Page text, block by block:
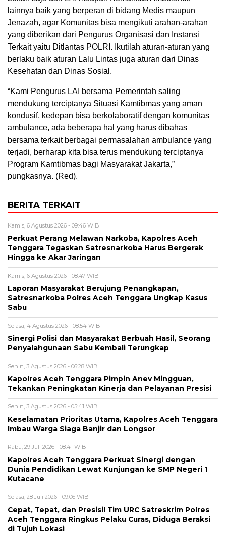
lainnya baik yang berperan di bidang Medis maupun
Jenazah, agar Komunitas bisa mengikuti arahan-arahan
yang diberikan dari Pengurus Organisasi dan Instansi
Terkait yaitu Ditlantas POLRI. Ikutilah aturan-aturan yang
berlaku baik aturan Lalu Lintas juga aturan dari Dinas
Kesehatan dan Dinas Sosial.
“Kami Pengurus LAI bersama Pemerintah saling
mendukung terciptanya Situasi Kamtibmas yang aman
kondusif, kedepan bisa berkolaboratif dengan komunitas
ambulance, ada beberapa hal yang harus dibahas
bersama terkait berbagai permasalahan ambulance yang
terjadi, berharap kita bisa terus mendukung terciptanya
Program Kamtibmas bagi Masyarakat Jakarta,”
pungkasnya. (Red).
BERITA TERKAIT
Kamis, 6 Agustus 2026 - 09:46 WIB
Perkuat Perang Melawan Narkoba, Kapolres Aceh
Tenggara Tegaskan Satresnarkoba Harus Bergerak
Hingga ke Akar Jaringan
Kamis, 6 Agustus 2026 - 08:47 WIB
Laporan Masyarakat Berujung Penangkapan,
Satresnarkoba Polres Aceh Tenggara Ungkap Kasus
Sabu
Selasa, 4 Agustus 2026 - 08:54 WIB
Sinergi Polisi dan Masyarakat Berbuah Hasil, Seorang
Penyalahgunaan Sabu Kembali Terungkap
Senin, 3 Agustus 2026 - 06:28 WIB
Kapolres Aceh Tenggara Pimpin Anev Mingguan,
Tekankan Peningkatan Kinerja dan Pelayanan Presisi
Senin, 3 Agustus 2026 - 05:41 WIB
Keselamatan Prioritas Utama, Kapolres Aceh Tenggara
Imbau Warga Siaga Banjir dan Longsor
Rabu, 29 Juli 2026 - 08:41 WIB
Kapolres Aceh Tenggara Perkuat Sinergi dengan
Dunia Pendidikan Lewat Kunjungan ke SMP Negeri 1
Kutacane
Selasa, 28 Juli 2026 - 09:06 WIB
Cepat, Tepat, dan Presisi! Tim URC Satreskrim Polres
Aceh Tenggara Ringkus Pelaku Curas, Diduga Beraksi
di Tujuh Lokasi